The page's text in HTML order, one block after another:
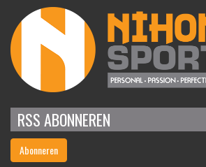
RSS ABONNEREN
Abonneren